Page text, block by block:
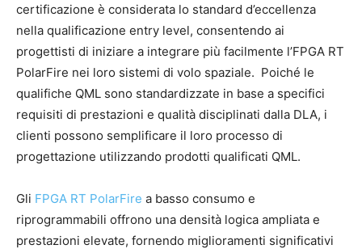
certificazione è considerata lo standard d’eccellenza
nella qualificazione entry level, consentendo ai
progettisti di iniziare a integrare più facilmente l’FPGA RT
PolarFire nei loro sistemi di volo spaziale. Poiché le
qualifiche QML sono standardizzate in base a specifici
requisiti di prestazioni e qualità disciplinati dalla DLA, i
clienti possono semplificare il loro processo di
progettazione utilizzando prodotti qualificati QML.
Gli FPGA RT PolarFire a basso consumo e
riprogrammabili offrono una densità logica ampliata e
prestazioni elevate, fornendo miglioramenti significativi